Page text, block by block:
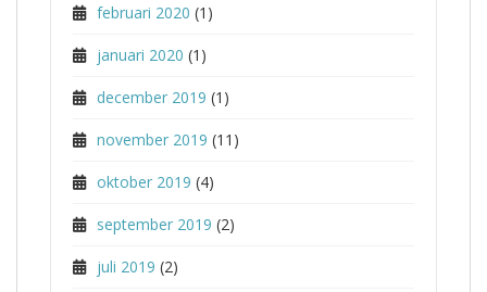
februari 2020 (1)
januari 2020 (1)
december 2019 (1)
november 2019 (11)
oktober 2019 (4)
september 2019 (2)
juli 2019 (2)